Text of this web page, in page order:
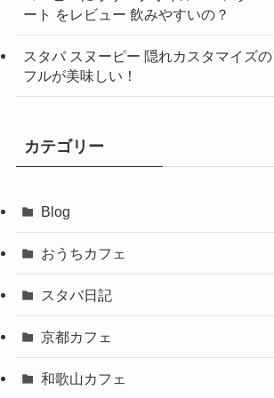
ート をレビュー 飲みやすいの？
スタバ スヌーピー 隠れカスタマイズ
フルが美味しい！
カテゴリー
Blog
おうちカフェ
スタバ日記
京都カフェ
和歌山カフェ